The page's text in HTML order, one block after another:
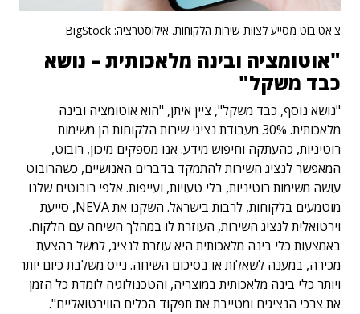
צ'אט בוט מסייע לצוות שירות הלקוחות. אילוסטרציה: BigStock
"אוטומציה ובינה מלאכותית – נושא
כבד משקל"
"נושא נוסף, כבד משקל", ציין איתן, "הוא אוטומציה ובינה
מלאכותית. 30% מעבודת נציגי שירות הלקוחות הן משימות
רוטיניות, כהעתקה וחיפוש מידע. אנו מספקים מיכון, רובוט,
המאפשר לנציג השירות להתמקד בדברים האנושיים, כשהרובוט
עושה משימות רוטיניות, בלי טעויות, ועייפות. אלפי רובוטים שלנו
מוטמעים בלקוחות, לרבות בישראל. השקנו את NEVA, סייעת
וירטואלית לנציג השירות, העוזרת לו במהלך השיחה עם הלקוח.
באמצעות כלי בינה מלאכותית היא עוזרת לנציג, למשל בהצעת
מכירה, במענה לשאלות או בסיכום השיחה. נייס משלבת כיום יותר
ויותר כלי בינה מלאכותית במוצריה, והטכנולוגיה לומדת כל הזמן
את צרכי הנציגים ומטייבת את תפקוד הכלים הווירטואליים".